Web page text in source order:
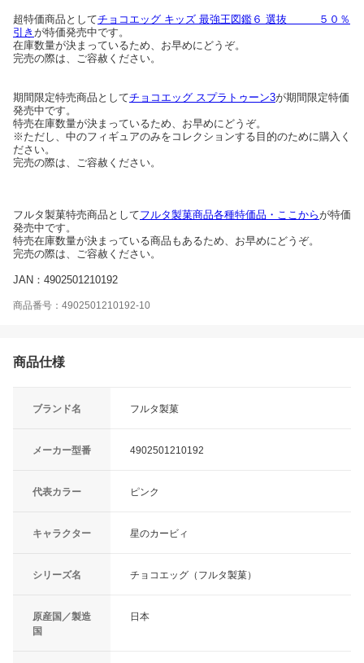
超特価商品としてチョコエッグ キッズ 最強王図鑑６ 選抜 ５０％
引き が特価発売中です。
在庫数量が決まっているため、お早めにどうぞ。
完売の際は、ご容赦ください。
期間限定特売商品としてチョコエッグ スプラトゥーン3が期間限定特価
発売中です。
特売在庫数量が決まっているため、お早めにどうぞ。
※ただし、中のフィギュアのみをコレクションする目的のために購入く
ださい。
完売の際は、ご容赦ください。
フルタ製菓特売商品としてフルタ製菓商品各種特価品・ここからが特価
発売中です。
特売在庫数量が決まっている商品もあるため、お早めにどうぞ。
完売の際は、ご容赦ください。
JAN：4902501210192
商品番号：4902501210192-10
商品仕様
ブランド名 フルタ製菓
メーカー型番 4902501210192
代表カラー ピンク
キャラクター 星のカービィ
シリーズ名 チョコエッグ（フルタ製菓）
原産国／製造
国
日本